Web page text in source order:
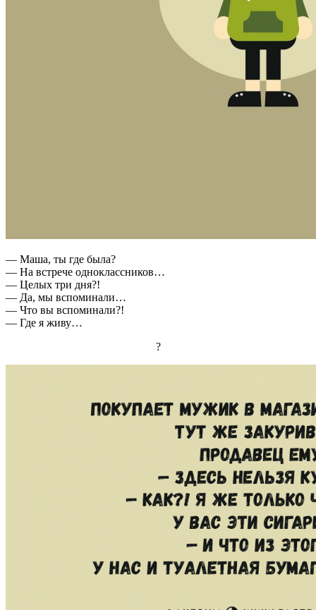
— Маша, ты где была?
— На встрече одноклассников…
— Целых три дня?!
— Да, мы вспоминали…
— Что вы вспоминали?!
— Где я живу…
?